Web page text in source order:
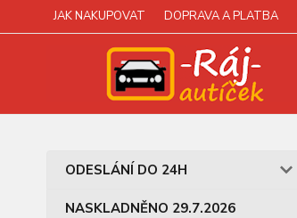
JAK NAKUPOVAT DOPRAVA A PLATBA
ODESLÁNÍ DO 24H
NASKLADNĚNO 29.7.2026